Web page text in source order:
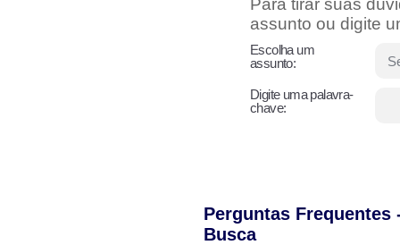
Para tirar suas
assunto ou digite
Escolha um
assunto:
Digite uma palavra-
chave:
Perguntas Frequentes
Busca